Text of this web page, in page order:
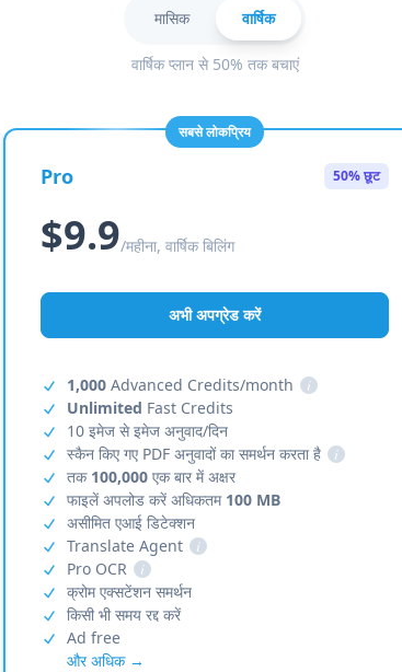
मासिक वार्षिक
वार्षिक प्लान से 50% तक बचाएं
सबसे लोकप्रिय
Pro 50% छूट
$9.9/महीना, वार्षिक बिलिंग
अभी अपग्रेड करें
1,000 Advanced Credits/month
i
Unlimited Fast Credits
10 इमेज से इमेज अनुवाद/दिन
स्कैन किए गए PDF अनुवादों का समर्थन करता है
i
तक 100,000 एक बार में अक्षर
फाइलें अपलोड करें अधिकतम 100 MB
असीमित एआई डिटेक्शन
Translate Agent
i
Pro OCR
i
क्रोम एक्सटेंशन समर्थन
किसी भी समय रद्द करें
Ad free
और अधिक →